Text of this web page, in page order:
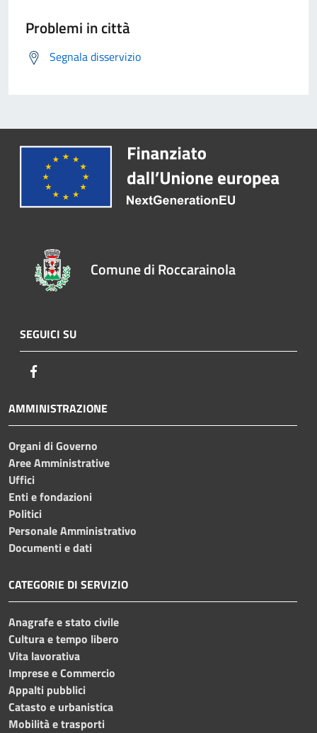
Problemi in città
Segnala disservizio
Comune di Roccarainola
SEGUICI SU
AMMINISTRAZIONE
Organi di Governo
Aree Amministrative
Uffici
Enti e fondazioni
Politici
Personale Amministrativo
Documenti e dati
CATEGORIE DI SERVIZIO
Anagrafe e stato civile
Cultura e tempo libero
Vita lavorativa
Imprese e Commercio
Appalti pubblici
Catasto e urbanistica
Mobilità e trasporti